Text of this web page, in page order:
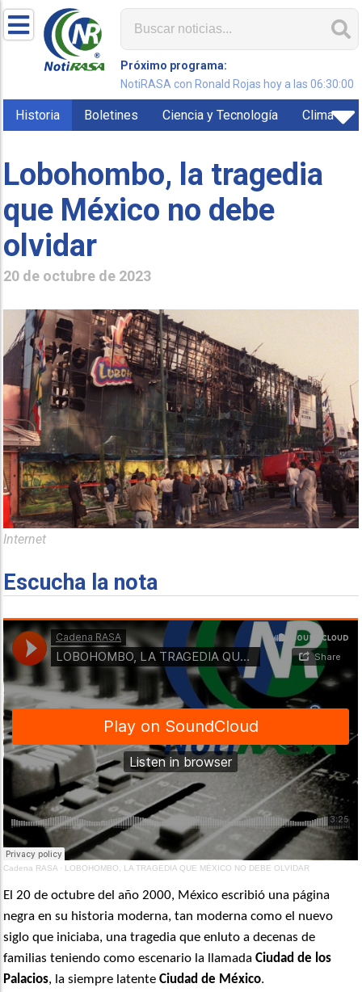
Próximo programa:
NotiRASA con Ronald Rojas hoy a las 06:30:00
Historia Boletines Ciencia y Tecnología Clima
Lobohombo, la tragedia
que México no debe
olvidar
20 de octubre de 2023
Internet
Escucha la nota
Cadena RASA · LOBOHOMBO, LA TRAGEDIA QUE MÉXICO NO DEBE OLVIDAR
El 20 de octubre del año 2000, México escribió una página
negra en su historia moderna, tan moderna como el nuevo
siglo que iniciaba, una tragedia que enluto a decenas de
familias teniendo como escenario la llamadaCiudad de los
Palacios, la siempre latenteCiudad de México.